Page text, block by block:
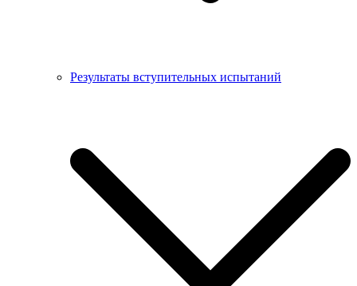
Результаты вступительных испытаний